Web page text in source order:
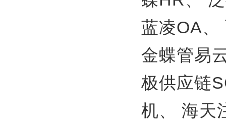
蓝凌OA、
金蝶管易
极供应链
机、
海天